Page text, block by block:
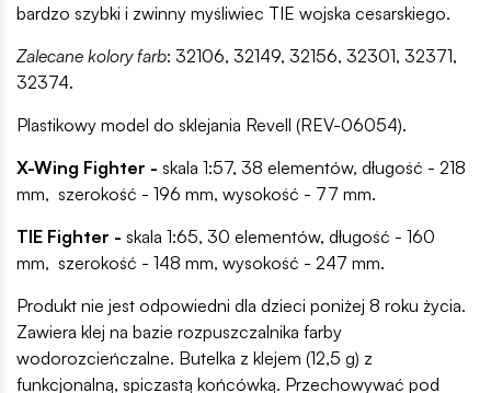
bardzo szybki i zwinny myśliwiec TIE wojska cesarskiego.
Zalecane kolory farb: 32106, 32149, 32156, 32301, 32371,
32374.
Plastikowy model do sklejania Revell (REV-06054).
X-Wing Fighter - skala 1:57, 38 elementów, długość - 218
mm, szerokość - 196 mm, wysokość - 77 mm.
TIE Fighter - skala 1:65, 30 elementów, długość - 160
mm, szerokość - 148 mm, wysokość - 247 mm.
Produkt nie jest odpowiedni dla dzieci poniżej 8 roku życia.
Zawiera klej na bazie rozpuszczalnika farby
wodorozcieńczalne. Butelka z klejem (12,5 g) z
funkcjonalną, spiczastą końcówką. Przechowywać pod